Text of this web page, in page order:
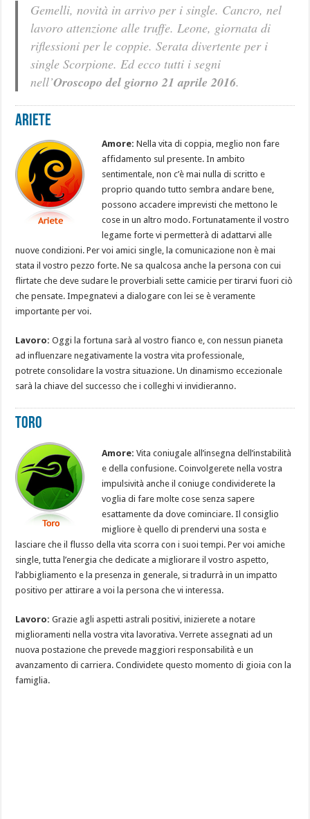
Gemelli, novità in arrivo per i single. Cancro, nel
lavoro attenzione alle truffe. Leone, giornata di
riflessioni per le coppie. Serata divertente per i
single Scorpione. Ed ecco tutti i segni
nell’Oroscopo del giorno 21 aprile 2016.
Ariete
Amore: Nella vita di coppia, meglio non fare
affidamento sul presente. In ambito
sentimentale, non c’è mai nulla di scritto e
proprio quando tutto sembra andare bene,
possono accadere imprevisti che mettono le
cose in un altro modo. Fortunatamente il vostro
legame forte vi permetterà di adattarvi alle
nuove condizioni. Per voi amici single, la comunicazione non è mai
stata il vostro pezzo forte. Ne sa qualcosa anche la persona con cui
flirtate che deve sudare le proverbiali sette camicie per tirarvi fuori ciò
che pensate. Impegnatevi a dialogare con lei se è veramente
importante per voi.
Lavoro: Oggi la fortuna sarà al vostro fianco e, con nessun pianeta
ad influenzare negativamente la vostra vita professionale,
potrete consolidare la vostra situazione. Un dinamismo eccezionale
sarà la chiave del successo che i colleghi vi invidieranno.
Toro
Amore: Vita coniugale all’insegna dell’instabilità
e della confusione. Coinvolgerete nella vostra
impulsività anche il coniuge condividerete la
voglia di fare molte cose senza sapere
esattamente da dove cominciare. Il consiglio
migliore è quello di prendervi una sosta e
lasciare che il flusso della vita scorra con i suoi tempi. Per voi amiche
single, tutta l’energia che dedicate a migliorare il vostro aspetto,
l’abbigliamento e la presenza in generale, si tradurrà in un impatto
positivo per attirare a voi la persona che vi interessa.
Lavoro: Grazie agli aspetti astrali positivi, inizierete a notare
miglioramenti nella vostra vita lavorativa. Verrete assegnati ad un
nuova postazione che prevede maggiori responsabilità e un
avanzamento di carriera. Condividete questo momento di gioia con la
famiglia.